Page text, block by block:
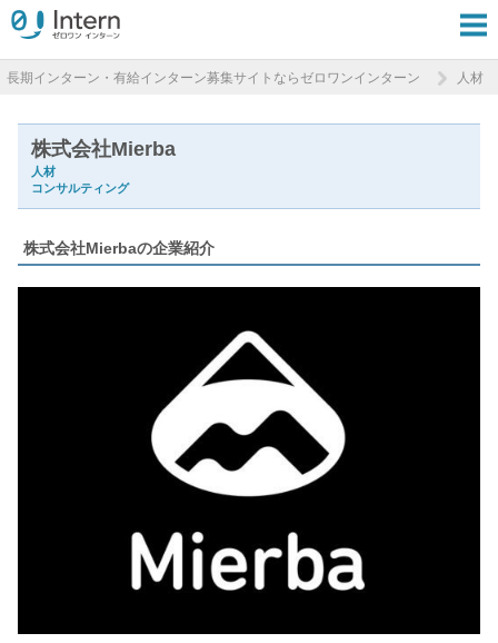
長期インターン・有給インターン募集サイトならゼロワンインターン 人材
株式会社Mierba
人材
コンサルティング
株式会社Mierbaの企業紹介